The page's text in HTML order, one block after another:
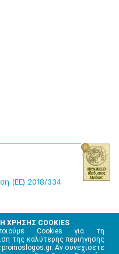
ΧΡΗΣΗΣ COOKIES
Cookies για τη
της καλύτερης περιήγησης
Αν συνεχίσετε
(ΕΕ) 2018/334
Μ.Η.Τ. 220242